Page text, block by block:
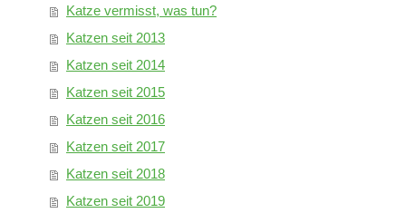
Katze vermisst, was tun?
Katzen seit 2013
Katzen seit 2014
Katzen seit 2015
Katzen seit 2016
Katzen seit 2017
Katzen seit 2018
Katzen seit 2019